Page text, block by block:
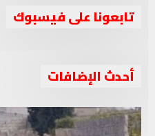
تابعونا على فيسبوك
أحدث الإضافات